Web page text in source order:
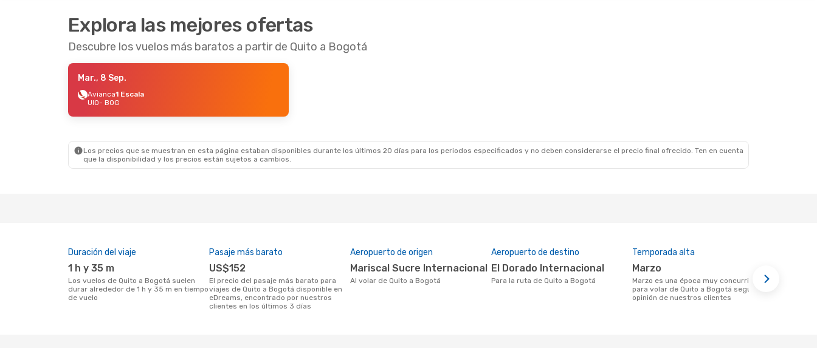
Explora las mejores ofertas
Descubre los vuelos más baratos a partir de Quito a Bogotá
Mar., 8 Sep.
Avianca1 Escala
UIO- BOG
Los precios que se muestran en esta página estaban disponibles durante los últimos 20 días para los periodos especificados y no deben considerarse el precio final ofrecido. Ten en cuenta
que la disponibilidad y los precios están sujetos a cambios.
Duración del viaje
1 h y 35 m
Los vuelos de Quito a Bogotá suelen
durar alrededor de 1 h y 35 m en tiempo
de vuelo
Pasaje más barato
US$152
El precio del pasaje más barato para
viajes de Quito a Bogotá disponible en
eDreams, encontrado por nuestros
clientes en los últimos 3 días
Aeropuerto de origen
Mariscal Sucre Internacional
Al volar de Quito a Bogotá
Aeropuerto de destino
El Dorado Internacional
Para la ruta de Quito a Bogotá
Temporada alta
marzo
marzo es una época muy concurrida
para volar de Quito a Bogotá según la
opinión de nuestros clientes